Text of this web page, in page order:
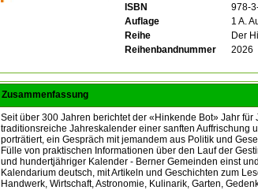
ISBN
978-
Auflage
1 A.
Reihe
Der
Reihenbandnummer
2026
Zusammenfassung
Seit über 300 Jahren berichtet der «Hinkende Bot» Jahr
traditionsreiche Jahreskalender einer sanften Auffrischung
porträtiert, ein Gespräch mit jemandem aus Politik und
Fülle von praktischen Informationen über den Lauf der
und hundertjähriger Kalender - Berner Gemeinden einst
Kalendarium deutsch, mit Artikeln und Geschichten zum
Handwerk, Wirtschaft, Astronomie, Kulinarik, Garten,